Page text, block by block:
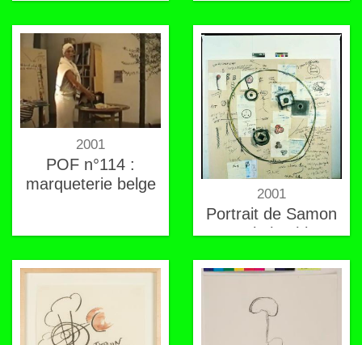
2001
POF n°114 :
marqueterie belge
2001
Portrait de Samon
Takahashi